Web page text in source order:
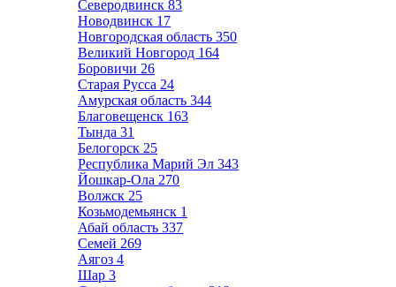
Северодвинск 83
Новодвинск 17
Новгородская область 350
Великий Новгород 164
Боровичи 26
Старая Русса 24
Амурская область 344
Благовещенск 163
Тында 31
Белогорск 25
Республика Марий Эл 343
Йошкар-Ола 270
Волжск 25
Козьмодемьянск 1
Абай область 337
Семей 269
Аягоз 4
Шар 3